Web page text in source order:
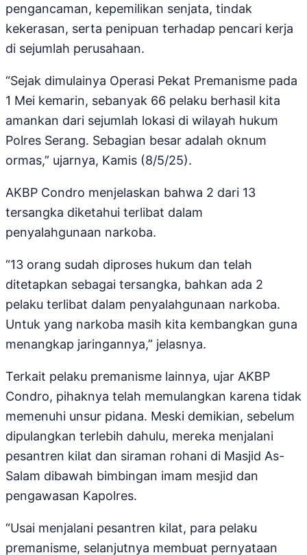
pengancaman, kepemilikan senjata, tindak
kekerasan, serta penipuan terhadap pencari kerja
di sejumlah perusahaan.
“Sejak dimulainya Operasi Pekat Premanisme pada
1 Mei kemarin, sebanyak 66 pelaku berhasil kita
amankan dari sejumlah lokasi di wilayah hukum
Polres Serang. Sebagian besar adalah oknum
ormas,” ujarnya, Kamis (8/5/25).
AKBP Condro menjelaskan bahwa 2 dari 13
tersangka diketahui terlibat dalam
penyalahgunaan narkoba.
“13 orang sudah diproses hukum dan telah
ditetapkan sebagai tersangka, bahkan ada 2
pelaku terlibat dalam penyalahgunaan narkoba.
Untuk yang narkoba masih kita kembangkan guna
menangkap jaringannya,” jelasnya.
Terkait pelaku premanisme lainnya, ujar AKBP
Condro, pihaknya telah memulangkan karena tidak
memenuhi unsur pidana. Meski demikian, sebelum
dipulangkan terlebih dahulu, mereka menjalani
pesantren kilat dan siraman rohani di Masjid As-
Salam dibawah bimbingan imam mesjid dan
pengawasan Kapolres.
“Usai menjalani pesantren kilat, para pelaku
premanisme, selanjutnya membuat pernyataan